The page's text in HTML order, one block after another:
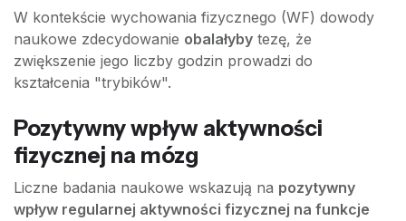
W kontekście wychowania fizycznego (WF) dowody
naukowe zdecydowanie obalałyby tezę, że
zwiększenie jego liczby godzin prowadzi do
kształcenia "trybików".
Pozytywny wpływ aktywności
fizycznej na mózg
Liczne badania naukowe wskazują na pozytywny
wpływ regularnej aktywności fizycznej na funkcje